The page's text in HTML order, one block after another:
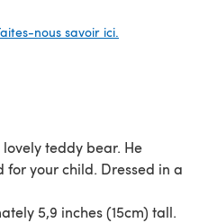
nous savoir ici.
teddy bear. He
your child. Dressed in a
5,9 inches (15cm) tall.